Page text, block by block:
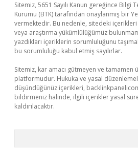
Sitemiz, 5651 Sayılı Kanun gereğince Bilgi
Kurumu (BTK) tarafından onaylanmış bir
vermektedir. Bu nedenle, sitedeki
veya araştırma yükümlülüğümüz
yazdıkları içeriklerin sorumluluğunu
bu sorumluluğu kabul etmiş sayılırlar.
Sitemiz, kar amacı gütmeyen ve tamamen
platformudur. Hukuka ve yasal
düşündüğünüz içerikleri,
bildirmeniz halinde, ilgili içerikler yasal
kaldırılacaktır.